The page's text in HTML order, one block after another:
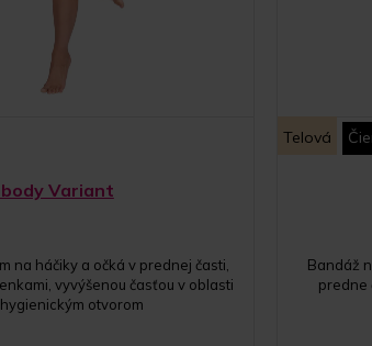
Variant
na háčiky a očká v prednej časti,
vyvýšenou časťou v oblasti
otvorom
Telová
Bandáž
predne